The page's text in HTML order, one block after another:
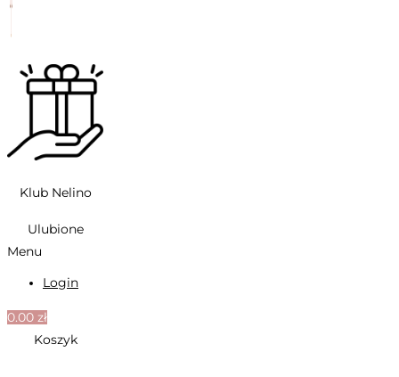
Klub Nelino
Ulubione
Menu
Login
0.00 zł
Koszyk